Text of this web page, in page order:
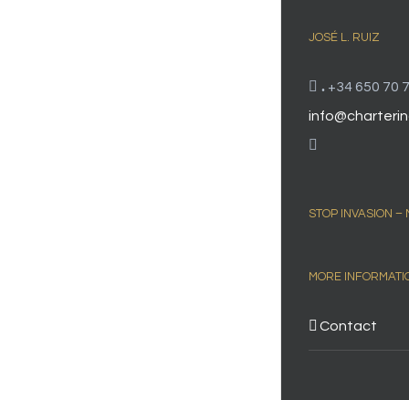
JOSÉ L. RUIZ
. +34 650 70
STOP INVASION –
MORE
Contact